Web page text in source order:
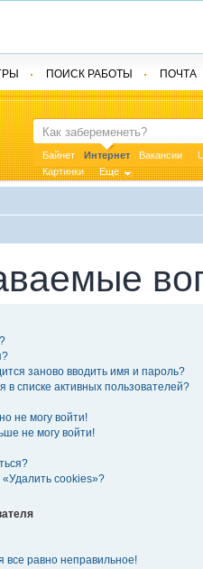
Байнет Интернет Вакансии
Картинки
Еще
ПОИСК РАБОТЫ ПОЧТА
заново вводить имя и пароль?
в списке активных пользователей?
не могу войти!
не могу войти!
cookies»?
все равно неправильное!